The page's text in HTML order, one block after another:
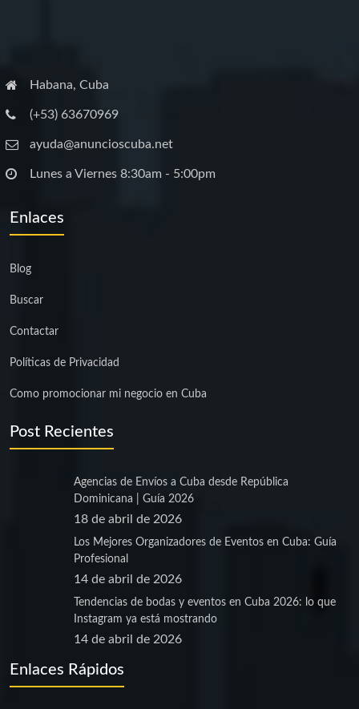
Habana, Cuba
(+53) 63670969
ayuda@anuncioscuba.net
Lunes a Viernes 8:30am - 5:00pm
Enlaces
Blog
Buscar
Contactar
Políticas de Privacidad
Como promocionar mi negocio en Cuba
Post Recientes
Agencias de Envíos a Cuba desde República
Dominicana | Guía 2026
18 de abril de 2026
Los Mejores Organizadores de Eventos en Cuba: Guía
Profesional
14 de abril de 2026
Tendencias de bodas y eventos en Cuba 2026: lo que
Instagram ya está mostrando
14 de abril de 2026
Enlaces Rápidos